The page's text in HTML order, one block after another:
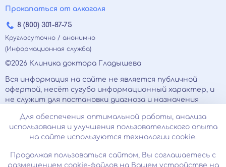
Прокапаться от алкоголя
8 (800) 301-87-75
Круглосуточно / анонимно
(Информационная служба)
©2026 Клиника доктора Гладышева
Вся информация на сайте не является публичной
офертой, несёт сугубо информационный характер, и
не служит для постановки диагноза и назначения
Есть противопоказания, необходимо
проконсультироваться с врачом. Консультационные
услуги, оказываемые по телефону, мессенджерам и в
соцсетях носят исключительно информационный
характер и не являются медицинскими услугами.
Для обеспечения оптимальной работы, анализа
использования и улучшения пользовательского опыта
на сайте используются технологии cookie.
Продолжая пользоваться сайтом, Вы соглашаетесь с
размещением cookie-файлов на Вашем устройстве на